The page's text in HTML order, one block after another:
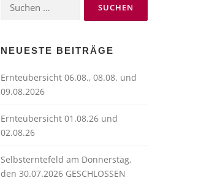
nach:
NEUESTE BEITRÄGE
Ernteübersicht 06.08., 08.08. und
09.08.2026
Ernteübersicht 01.08.26 und
02.08.26
Selbsterntefeld am Donnerstag,
den 30.07.2026 GESCHLOSSEN